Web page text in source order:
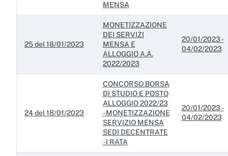
MENSA
25 del 18/01/2023
MONETIZZAZIONE
DEI SERVIZI
MENSA E
ALLOGGIO A.A.
2022/2023
20/01/2023 -
04/02/2023
24 del 18/01/2023
CONCORSO BORSA
DI STUDIO E POSTO
ALLOGGIO 2022/23
- MONETIZZAZIONE
SERVIZIO MENSA
SEDI DECENTRATE
- I RATA
20/01/2023 -
04/02/2023